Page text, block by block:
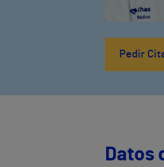
Pedir
Datos